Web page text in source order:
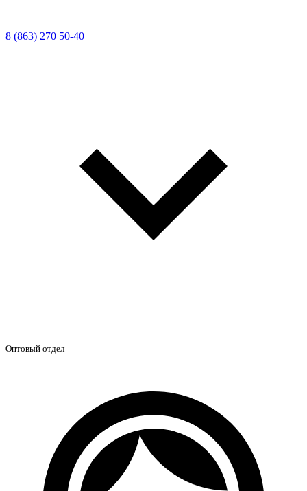
8 (863) 270 50-40
Оптовый отдел